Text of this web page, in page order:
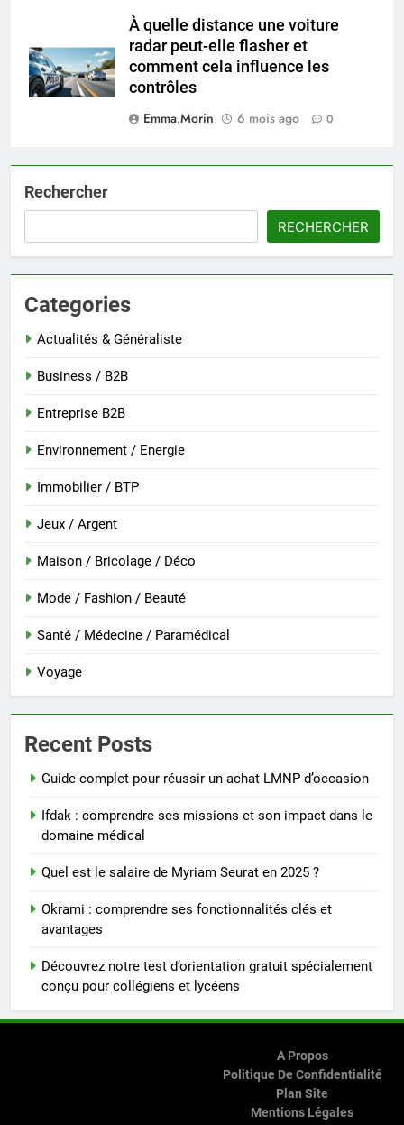
À quelle distance une voiture
radar peut-elle flasher et
comment cela influence les
contrôles
Emma.Morin
6 mois ago 0
Rechercher
RECHERCHER
Categories
Actualités & Généraliste
Business / B2B
Entreprise B2B
Environnement / Energie
Immobilier / BTP
Jeux / Argent
Maison / Bricolage / Déco
Mode / Fashion / Beauté
Santé / Médecine / Paramédical
Voyage
Recent Posts
Guide complet pour réussir un achat LMNP d’occasion
Ifdak : comprendre ses missions et son impact dans le
domaine médical
Quel est le salaire de Myriam Seurat en 2025 ?
Okrami : comprendre ses fonctionnalités clés et
avantages
Découvrez notre test d’orientation gratuit spécialement
conçu pour collégiens et lycéens
A Propos
Politique De Confidentialité
Plan Site
Mentions Légales